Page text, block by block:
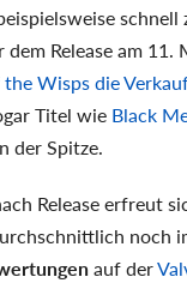
schnell
Release am 11.
Wisps die
Titel wie Black
der Spitze.
Release erfreut
noch
auf der